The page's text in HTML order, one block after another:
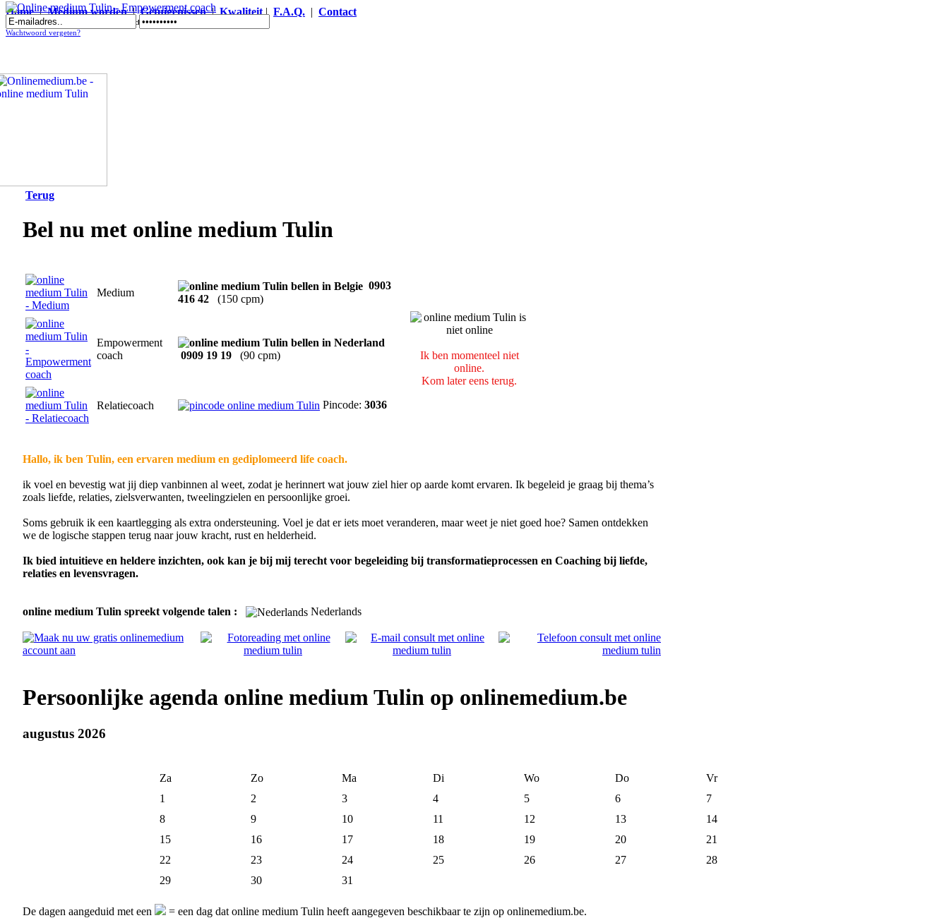
Home|Medium worden|Getuigenissen|Kwaliteit| F.A.Q. | Contact
Online medium Tulin - Empowerment coach
Wachtwoord vergeten?
Terug
Bel nu met online medium Tulin
Medium
0903
416 42
(150 cpm)
Ik ben momenteel niet
online.
Kom later eens terug.
Empowerment
coach
0909 19 19 (90 cpm)
Relatiecoach Pincode: 3036
Hallo, ik ben Tulin, een ervaren medium en gediplomeerd life coach.
ik voel en bevestig wat jij diep vanbinnen al weet, zodat je herinnert wat jouw ziel hier op aarde komt ervaren. Ik begeleid je graag bij thema’s
zoals liefde, relaties, zielsverwanten, tweelingzielen en persoonlijke groei.
Soms gebruik ik een kaartlegging als extra ondersteuning. Voel je dat er iets moet veranderen, maar weet je niet goed hoe? Samen ontdekken
we de logische stappen terug naar jouw kracht, rust en helderheid.
Ik bied intuitieve en heldere inzichten, ook kan je bij mij terecht voor begeleiding bij transformatieprocessen en Coaching bij liefde,
relaties en levensvragen.
online medium Tulin spreekt volgende talen : Nederlands
Persoonlijke agenda online medium Tulin op onlinemedium.be
augustus 2026
Za Zo Ma Di Wo Do
Vr
1
2 3 4 5 6
7
8
9 10 11 12 13
14
15
16 17 18 19 20
21
22
23 24 25 26 27
28
29
30 31
De dagen aangeduid met een = een dag dat online medium Tulin heeft aangegeven beschikbaar te zijn op onlinemedium.be.